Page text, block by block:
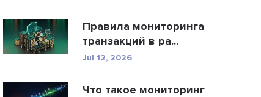
Правила мониторинга
транзакций в ра...
Jul 12, 2026
Что такое мониторинг